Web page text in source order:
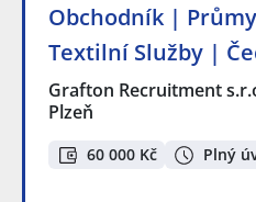
Obchodník |
Textilní Služby |
Grafton Recruitment
Plzeň
60 000 Kč Plný